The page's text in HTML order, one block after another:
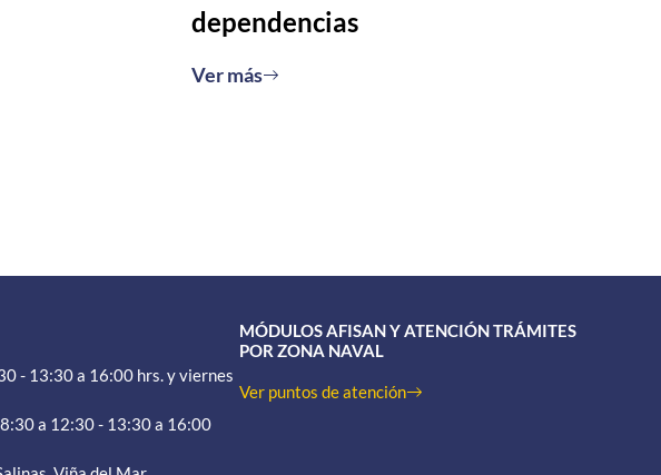
dependencias
Ver más
- 13:30 a 16:00 hrs. y viernes
a 12:30 - 13:30 a 16:00
MÓDULOS AFISAN Y ATENCIÓN TRÁMITES
POR ZONA NAVAL
Ver puntos de atención